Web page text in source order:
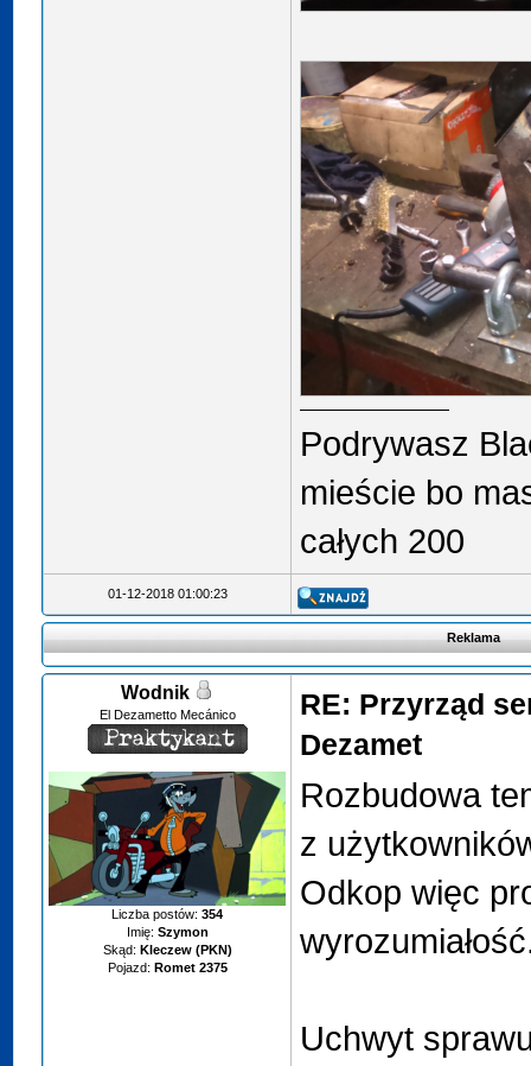
Podrywasz
mieście bo
całych 200
01-12-2018 01:00:23
Reklama
Wodnik
El Dezametto Mecánico
Liczba postów:354
Imię: Szymon
Skąd: Kleczew (PKN)
Pojazd: Romet 2375
RE: Przyrząd
Dezamet
Rozbudowa
z
Odkop więc
Uchwyt